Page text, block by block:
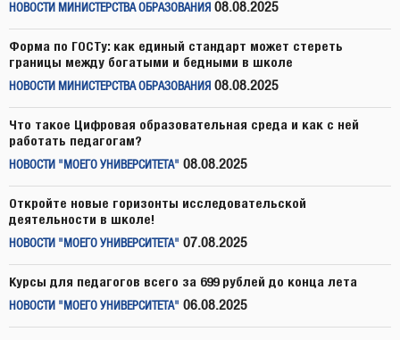
НОВОСТИ МИНИСТЕРСТВА ОБРАЗОВАНИЯ 08.08.2025
Форма по ГОСТу: как единый стандарт может стереть
границы между богатыми и бедными в школе
НОВОСТИ МИНИСТЕРСТВА ОБРАЗОВАНИЯ 08.08.2025
Что такое Цифровая образовательная среда и как с ней
работать педагогам?
НОВОСТИ "МОЕГО УНИВЕРСИТЕТА" 08.08.2025
Откройте новые горизонты исследовательской
деятельности в школе!
НОВОСТИ "МОЕГО УНИВЕРСИТЕТА" 07.08.2025
Курсы для педагогов всего за 699 рублей до конца лета
НОВОСТИ "МОЕГО УНИВЕРСИТЕТА" 06.08.2025